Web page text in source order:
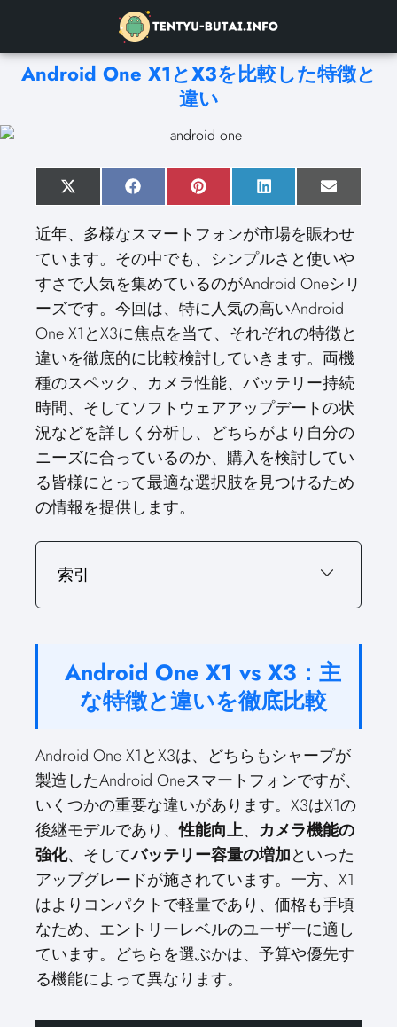
Android One X1とX3を比較した特徴と
違い
S
h
e
o
n
X
(
w
i
t
t
e
r
)
S
h
r
e
o
n
F
a
e
b
o
o
k
S
h
r
o
n
P
i
t
e
s
t
S
h
r
o
n
L
i
k
d
I
n
S
h
r
e
o
n
E
m
i
近年、多様なスマートフォンが市場を賑わせ
ています。その中でも、シンプルさと使いや
すさで人気を集めているのがAndroid Oneシリ
ーズです。今回は、特に人気の高いAndroid
One X1とX3に焦点を当て、それぞれの特徴と
違いを徹底的に比較検討していきます。両機
種のスペック、カメラ性能、バッテリー持続
時間、そしてソフトウェアアップデートの状
況などを詳しく分析し、どちらがより自分の
ニーズに合っているのか、購入を検討してい
る皆様にとって最適な選択肢を見つけるため
の情報を提供します。
索引
Android One X1 vs X3：主
な特徴と違いを徹底比較
Android One X1とX3は、どちらもシャープが
製造したAndroid Oneスマートフォンですが、
いくつかの重要な違いがあります。X3はX1の
後継モデルであり、性能向上、 カメラ機能の
強化、そしてバッテリー容量の増加といった
アップグレードが施されています。一方、X1
はよりコンパクトで軽量であり、価格も手頃
なため、エントリーレベルのユーザーに適し
ています。どちらを選ぶかは、予算や優先す
る機能によって異なります。